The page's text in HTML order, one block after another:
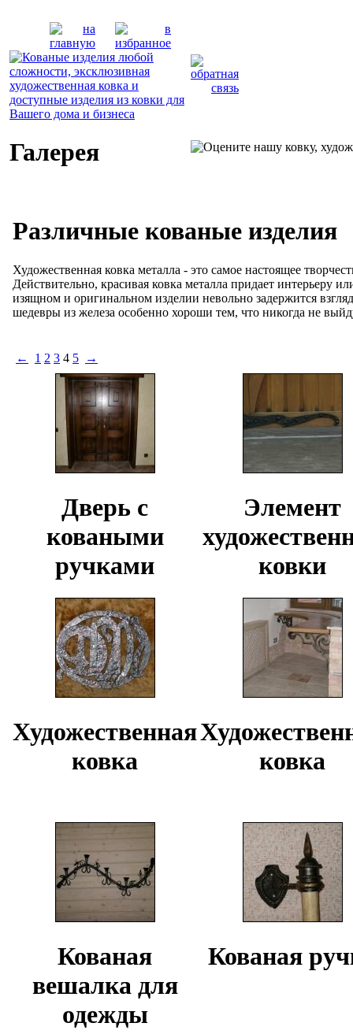
Галерея
Различные кованые изделия
Художественная ковка металла - это самое настоящее
Действительно, красивая ковка металла придает
изящном и оригинальном изделии невольно задержится
шедевры из железа особенно хороши тем, что никогда не
← 1 2 3 4 5 →
Дверь с
коваными
ручками
Элемент
ковки
Художественная
ковка
ковка
Кованая
вешалка для
одежды
Кованая